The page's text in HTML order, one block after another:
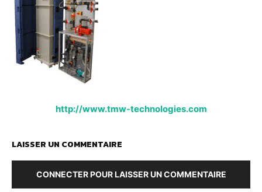
http://www.tmw-technologies.com
LAISSER UN COMMENTAIRE
CONNECTER POUR LAISSER UN COMMENTAIRE